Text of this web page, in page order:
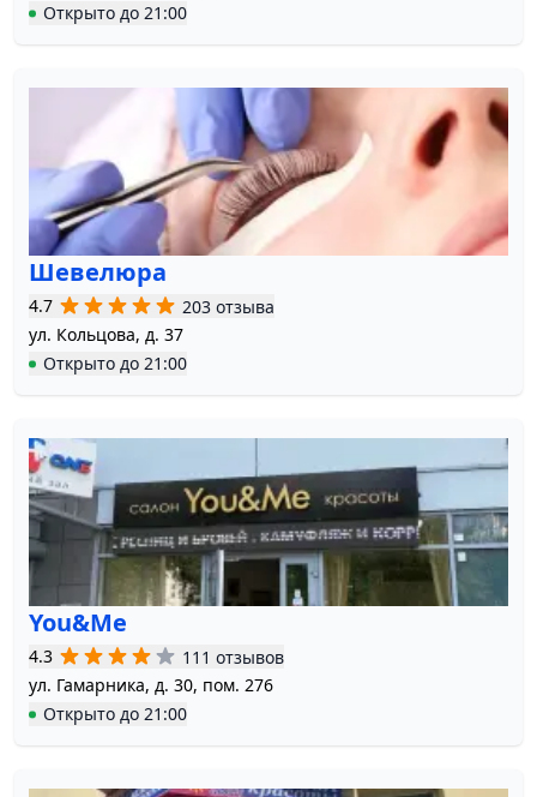
Открыто до 21:00
Шевелюра
4.7
203 отзыва
ул. Кольцова, д. 37
Открыто до 21:00
You&Me
4.3
111 отзывов
ул. Гамарника, д. 30, пом. 276
Открыто до 21:00